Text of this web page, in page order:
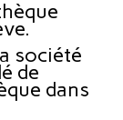
société
de
dans